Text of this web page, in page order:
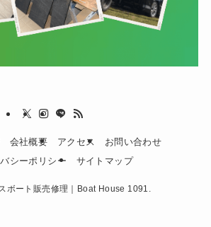
会社概要 アクセス
お問い合わせ
シーポリシー
サイトマップ
ボート販売修理｜Boat House 1091.